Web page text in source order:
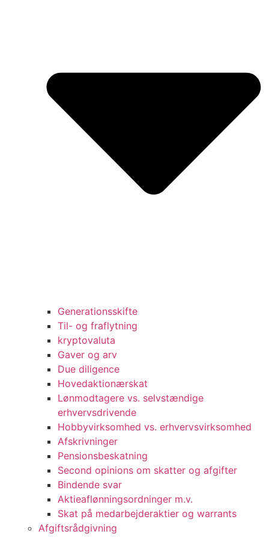
Generationsskifte
Til- og fraflytning
kryptovaluta
Gaver og arv
Due diligence
Hovedaktionærskat
Lønmodtagere vs. selvstændige
erhvervsdrivende
Hobbyvirksomhed vs. erhvervsvirksomhed
Afskrivninger
Pensionsbeskatning
Second opinions om skatter og afgifter
Bindende svar
Aktieaflønningsordninger m.v.
Skat på medarbejderaktier og warrants
Afgiftsrådgivning